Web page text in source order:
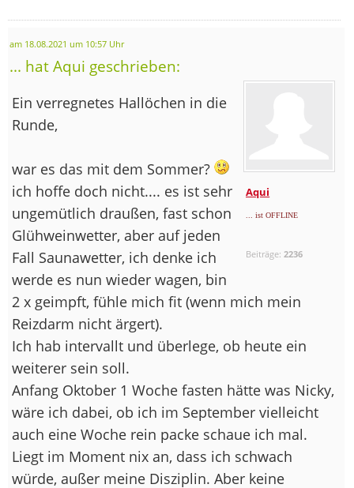
am 18.08.2021 um 10:57 Uhr
... hat Aqui geschrieben:
Aqui
... ist OFFLINE
Beiträge: 2236
Ein verregnetes Hallöchen in die
Runde,
war es das mit dem Sommer?
ich hoffe doch nicht.... es ist sehr
ungemütlich draußen, fast schon
Glühweinwetter, aber auf jeden
Fall Saunawetter, ich denke ich
werde es nun wieder wagen, bin
2 x geimpft, fühle mich fit (wenn mich mein
Reizdarm nicht ärgert).
Ich hab intervallt und überlege, ob heute ein
weiterer sein soll.
Anfang Oktober 1 Woche fasten hätte was Nicky,
wäre ich dabei, ob ich im September vielleicht
auch eine Woche rein packe schaue ich mal.
Liegt im Moment nix an, dass ich schwach
würde, außer meine Disziplin. Aber keine